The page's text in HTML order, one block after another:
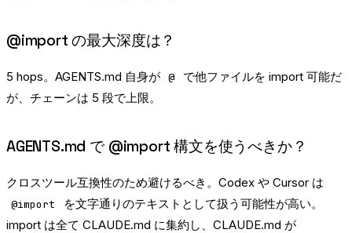
@import の最大深度は？
5 hops。AGENTS.md 自身が @
で他ファイルを import 可能だ
が、チェーンは 5 段で上限。
AGENTS.md で @import 構文を使うべきか？
クロスツール互換性のため避けるべき。Codex や Cursor は
@import
を文字通りのテキストとして扱う可能性が高い。
import は全て CLAUDE.md に集約し、CLAUDE.md が